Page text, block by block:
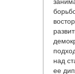
над
ее